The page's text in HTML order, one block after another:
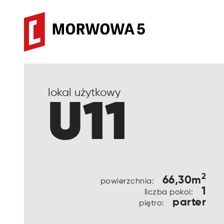
lokal użytkowy
U11
powierzchnia: 66,30m2
liczba pokoi: 1
piętro: parter